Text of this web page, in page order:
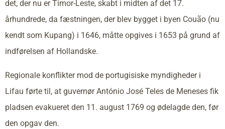
det, der nu er Timor-Leste, skabt i midten af det 17.
århundrede, da fæstningen, der blev bygget i byen Couão (nu
kendt som Kupang) i 1646, måtte opgives i 1653 på grund af
indførelsen af Hollandske.
Regionale konflikter mod de portugisiske myndigheder i
Lifau førte til, at guvernør António José Teles de Meneses fik
pladsen evakueret den 11. august 1769 og ødelagde den, før
den opgav den.